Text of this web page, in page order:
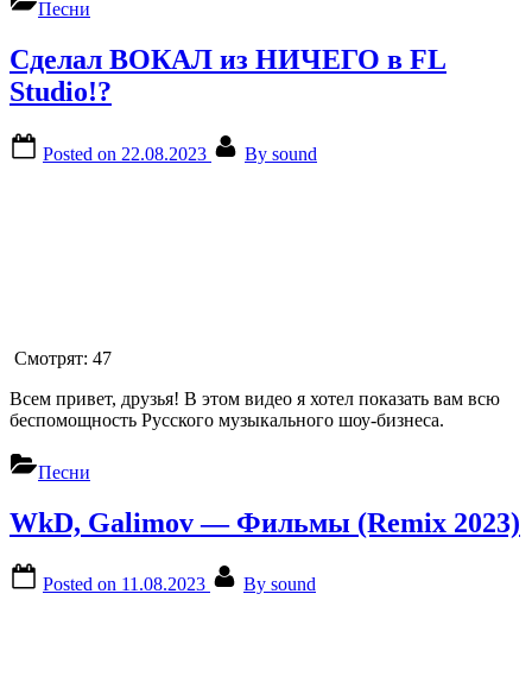
Песни
Сделал ВОКАЛ из НИЧЕГО в FL
Studio!?
Posted on 22.08.2023 By sound
Смотрят: 47
Всем привет, друзья! В этом видео я хотел показать вам всю
беспомощность Русского музыкального шоу-бизнеса.
Песни
WkD, Galimov — Фильмы (Remix 2023)
Posted on 11.08.2023 By sound